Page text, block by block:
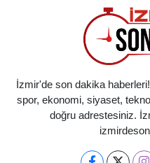
İzmir'de son dakika
spor, ekonomi, siyaset,
doğru adrestesiniz.